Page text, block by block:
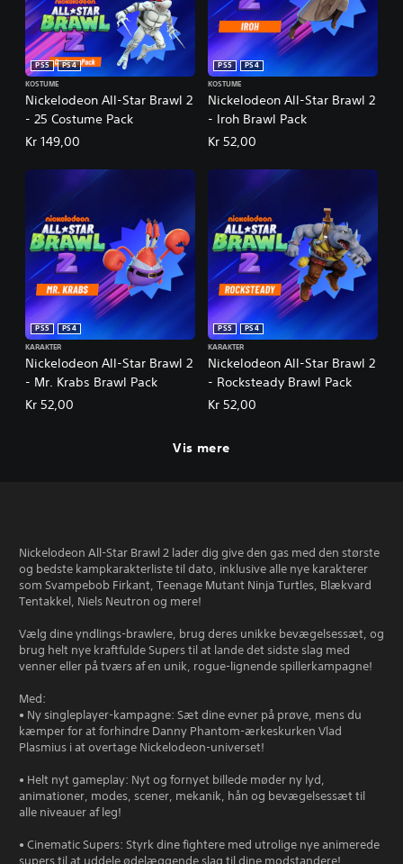
Nickelodeon All-Star Brawl 2
- 25 Costume Pack
PS5
PS4
KOSTUME
Kr 149,00
Nickelodeon All-Star Brawl 2
- Iroh Brawl Pack
PS5
PS4
KOSTUME
Kr 52,00
Nickelodeon All-Star Brawl 2
- Mr. Krabs Brawl Pack
PS5
PS4
KARAKTER
Kr 52,00
Nickelodeon All-Star Brawl 2
- Rocksteady Brawl Pack
PS5
PS4
KARAKTER
Kr 52,00
Vis mere
Nickelodeon All-Star Brawl 2 lader dig give den gas med den største
og bedste kampkarakterliste til dato, inklusive alle nye karakterer
som Svampebob Firkant, Teenage Mutant Ninja Turtles, Blækvard
Tentakkel, Niels Neutron og mere!
Vælg dine yndlings-brawlere, brug deres unikke bevægelsessæt, og
brug helt nye kraftfulde Supers til at lande det sidste slag med
venner eller på tværs af en unik, rogue-lignende spillerkampagne!
Med:
• Ny singleplayer-kampagne: Sæt dine evner på prøve, mens du
kæmper for at forhindre Danny Phantom-ærkeskurken Vlad
Plasmius i at overtage Nickelodeon-universet!
• Helt nyt gameplay: Nyt og fornyet billede møder ny lyd,
animationer, modes, scener, mekanik, hån og bevægelsessæt til
alle niveauer af leg!
• Cinematic Supers: Styrk dine fightere med utrolige nye animerede
supers til at uddele ødelæggende slag til dine modstandere!